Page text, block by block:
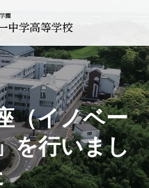
（イノベー
を行いまし